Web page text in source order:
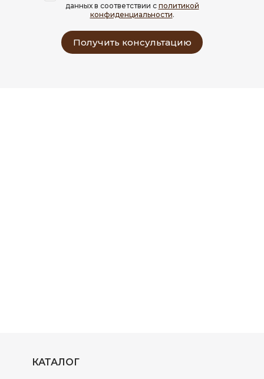
данных в соответствии с политикой
конфиденциальности.
Получить консультацию
КАТАЛОГ